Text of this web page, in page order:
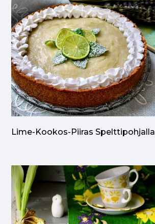
Lime-Kookos-Piiras Spelttipohjalla